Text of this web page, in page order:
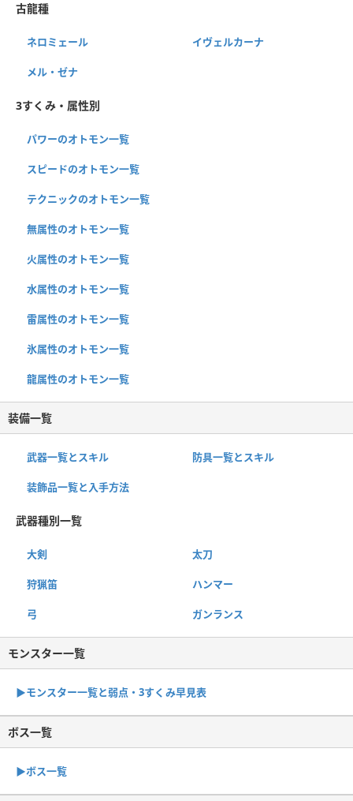
古龍種
ネロミェール イヴェルカーナ
メル・ゼナ
3すくみ・属性別
パワーのオトモン一覧
スピードのオトモン一覧
テクニックのオトモン一覧
無属性のオトモン一覧
火属性のオトモン一覧
水属性のオトモン一覧
雷属性のオトモン一覧
氷属性のオトモン一覧
龍属性のオトモン一覧
装備一覧
武器一覧とスキル 防具一覧とスキル
装飾品一覧と入手方法
武器種別一覧
大剣 太刀
狩猟笛 ハンマー
弓 ガンランス
モンスター一覧
▶︎モンスター一覧と弱点・3すくみ早見表
ボス一覧
▶︎ボス一覧